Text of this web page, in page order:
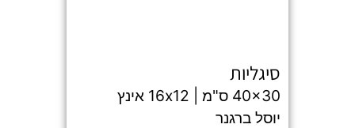
סיגליות
40x30 ס"מ | 16x12 אינץ
יוסל ברגנר